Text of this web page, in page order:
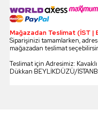
Mağazadan Teslimat (İST |
Siparişinizi tamamlarken,
mağazadan teslimat
Teslimat için Adresimiz:
Dükkan BEYLİKDÜZÜ/